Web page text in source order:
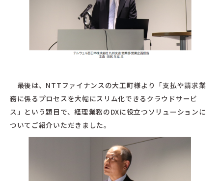
最後は、NTTファイナンスの大工町様より「支払や請求業
務に係るプロセスを大幅にスリム化できるクラウドサービ
ス」という題目で、経理業務のDXに役立つソリューションに
ついてご紹介いただきました。